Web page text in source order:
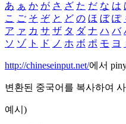
あ ぁ か が さ ざ た だ な は
こ ご そ ぞ と ど の ほ ぼ ぽ
ア ァ カ サ ザ タ ダ ナ ハ バ
ソ ゾ ト ド ノ ホ ボ ポ モ ヨ
http://chineseinput.net/에서
변환된 중국어를 복사하여
예시)